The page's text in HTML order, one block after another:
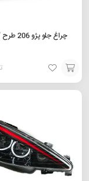
چراغ جلو پژو 206 طرح گلس قرمز
افزودن